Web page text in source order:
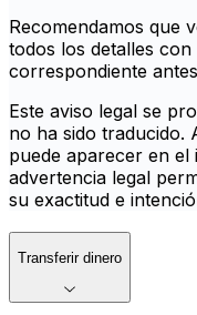
Recomendamos que
todos los detalles
correspondiente
Este aviso legal se
no ha sido traducido.
puede aparecer en el
advertencia legal
su exactitud e
Transferir dinero